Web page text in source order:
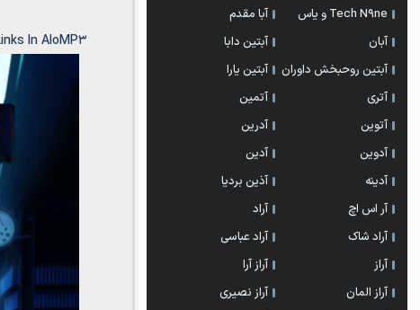
In AloMP3
Tech N9ne و یاس
آبا مقدم
آبان
آبتین دابا
آبتین روحبخش داوران
آبتین یارا
آتری
آتمین
آتوین
آدرین
آدوین
آدین
آدینه
آذین بردیا
آر اس اچ
آراد
آراد شاک
آراد عباسی
آراز
آراز آرا
آراز المان
آراز نصیری